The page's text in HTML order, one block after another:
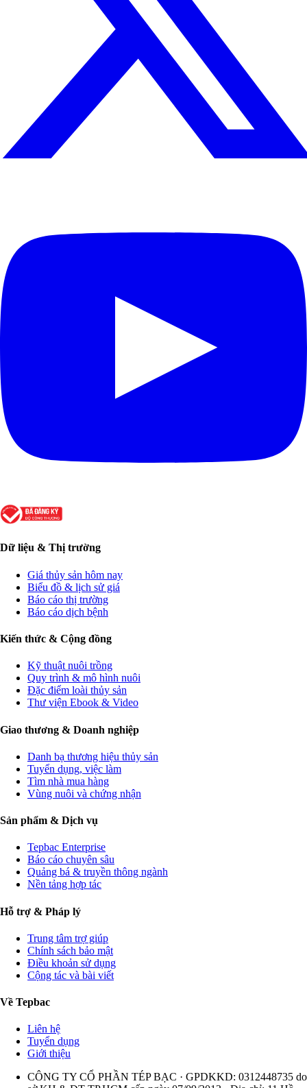
Dữ liệu & Thị trường
Giá thủy sản hôm nay
Biểu đồ & lịch sử giá
Báo cáo thị trường
Báo cáo dịch bệnh
Kiến thức & Cộng đồng
Kỹ thuật nuôi trồng
Quy trình & mô hình nuôi
Đặc điểm loài thủy sản
Thư viện Ebook & Video
Giao thương & Doanh nghiệp
Danh bạ thương hiệu thủy sản
Tuyển dụng, việc làm
Tìm nhà mua hàng
Vùng nuôi và chứng nhận
Sản phẩm & Dịch vụ
Tepbac Enterprise
Báo cáo chuyên sâu
Quảng bá & truyền thông ngành
Nền tảng hợp tác
Hỗ trợ & Pháp lý
Trung tâm trợ giúp
Chính sách bảo mật
Điều khoản sử dụng
Cộng tác và bài viết
Về Tepbac
Liên hệ
Tuyển dụng
Giới thiệu
CÔNG TY CỔ PHẦN TÉP BẠC · GPDKKD: 0312448735 do